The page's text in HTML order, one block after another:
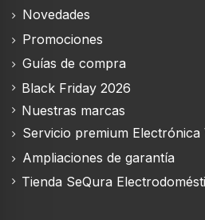
15 cm
Número de motores
1
Certificación
CE
Filtración
Novedades
Promociones
Guías de compra
Black Friday 2026
Nuestras marcas
Servicio premium Electrónica
Ampliaciones de garantía
Tienda SeQura